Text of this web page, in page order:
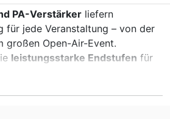
PA-Verstärker liefern
für jede Veranstaltung – von der
großen Open-Air-Event.
leistungsstarke Endstufen für
Systeme – optimal